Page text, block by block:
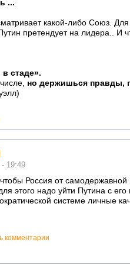
...
какой-либо Союз. Для
претендует на лидера.. И
стаде».
но держишься правды,
- 19:49
Россия от самодержавной
этого надо уйти Путина с его
системе личные
комментарии